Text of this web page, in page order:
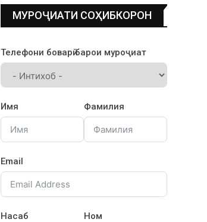
МУРОҶИАТИ СОҲИБКОРОН
Телефони боварӣ барои муроҷиат
Имя Фамилия
Email
Насаб Ном